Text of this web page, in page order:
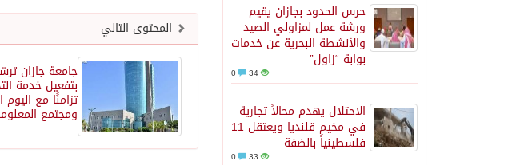
حرس الحدود بجازان يقيم
ورشة عمل لمزاولي الصيد
والأنشطة البحرية عن خدمات
بوابة “زاول”
34
الاحتلال يهدم محالاً تجارية
في مخيم قلنديا ويعتقل 11
فلسطينياً بالضفة
33
المحتوى التالي
جامعة جازان
بتفعيل خدمة
تزامنًا مع اليوم
ومجتمع